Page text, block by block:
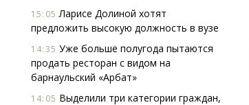
15:05 Ларисе Долиной хотят
предложить высокую должность в вузе
14:35 Уже больше полугода пытаются
продать ресторан с видом на
барнаульский «Арбат»
14:05 Выделили три категории граждан,